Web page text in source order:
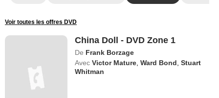
Voir toutes les offres DVD
China Doll - DVD Zone 1
De Frank Borzage
Avec Victor Mature ,Ward Bond ,Stuart
Whitman